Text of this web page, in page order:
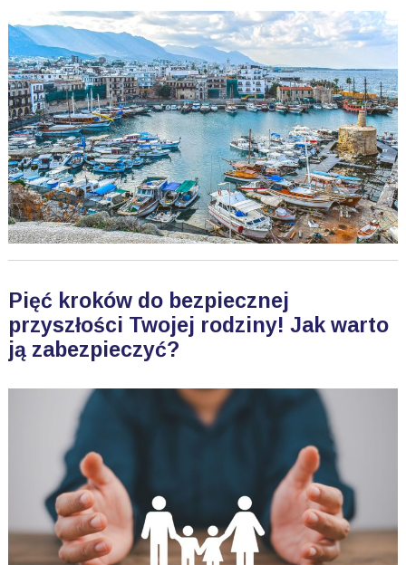
Pięć kroków do bezpiecznej
przyszłości Twojej rodziny! Jak warto
ją zabezpieczyć?